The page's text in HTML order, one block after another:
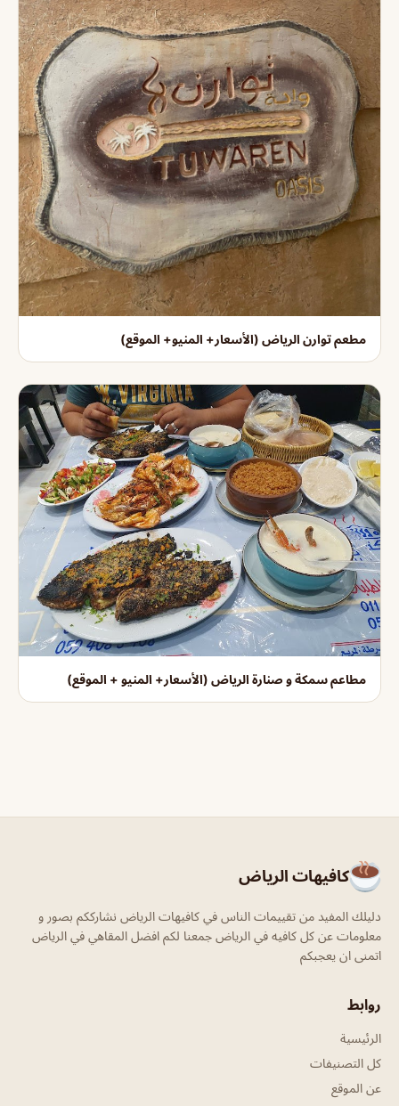
مطعم توارن الرياض (الأسعار+ المنيو+ الموقع)
مطاعم سمكة و صنارة الرياض (الأسعار+ المنيو + الموقع)
كافيهات الرياض
دليلك المفيد من تقييمات الناس في كافيهات الرياض نشارككم بصور و
معلومات عن كل كافيه في الرياض جمعنا لكم افضل المقاهي في الرياض
اتمنى ان يعجبكم
روابط
الرئيسية
كل التصنيفات
عن الموقع